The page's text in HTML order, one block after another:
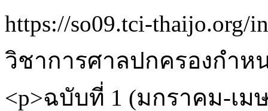
https://so09.tci-thaijo.org/
วิชาการศาลปกครองกำห
<p>ฉบับที่ 1 (มกราคม-เม